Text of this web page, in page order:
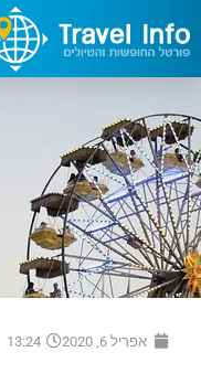
אפריל 6, 2020 13:24